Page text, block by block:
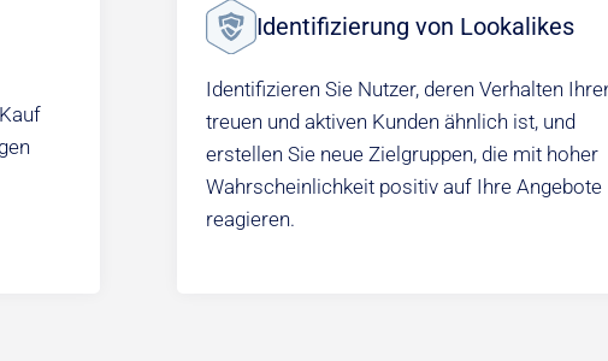
Identifizierung von Lookalikes
Identifizieren Sie Nutzer, deren Verhalten
treuen und aktiven Kunden ähnlich ist, und
erstellen Sie neue Zielgruppen, die mit hoher
Wahrscheinlichkeit positiv auf Ihre Angebote
reagieren.